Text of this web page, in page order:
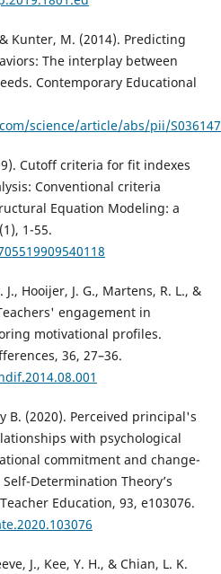
Kunter, M. (2014). Predicting
The interplay between
Contemporary Educational
science/article/abs/pii/
Cutoff criteria for fit indexes
Conventional criteria
Equation Modeling: a
1-55.
J., Hooijer, J. G., Martens, R. L., &
engagement in
motivational profiles.
36, 27–36.
B. (2020). Perceived principal's
with psychological
commitment and change-
Determination Theory’s
Education, 93, e103076.
J., Kee, Y. H., & Chian, L. K.